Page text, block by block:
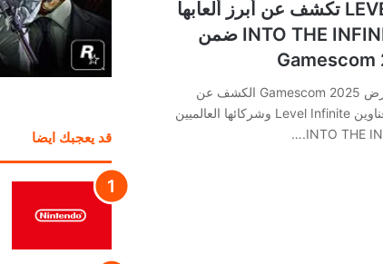
LEVEL INFINITE تكشف عن أبرز ألعابها
في حدث INTO THE INFINITE ضمن
شهدت فعاليات معرض Gamescom 2025 الكشف عن
مجموعة من أبرز عناوين Level Infinite وشركائها العالميين
قد يعجبك ايضا